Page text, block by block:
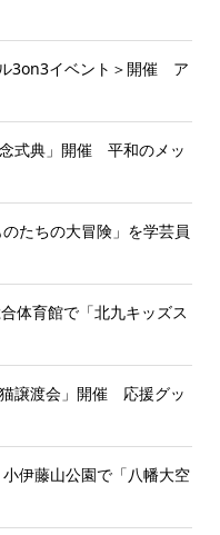
3on3イベント＞開催 ア
式典」開催 平和のメッ
たちの大冒険」を学芸員
体育館で「北九キッズス
譲渡会」開催 応援グッ
伊藤山公園で「八幡大空